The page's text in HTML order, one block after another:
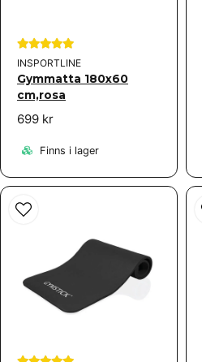
INSPORTLINE
Gymmatta 180x60
cm,rosa
699 kr
Finns i lager